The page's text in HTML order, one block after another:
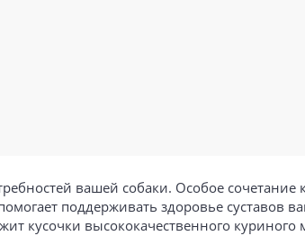
вашей собаки. Особое сочетание
поддерживать здоровье суставов
кусочки высококачественного куриного